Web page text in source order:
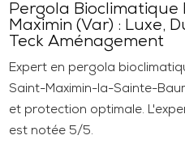
Pergola Bioclimatique
Maximin (Var) : Luxe,
Teck Aménagement
Expert en pergola
Saint-Maximin-la-Sainte-
et protection optimale.
est notée 5/5.